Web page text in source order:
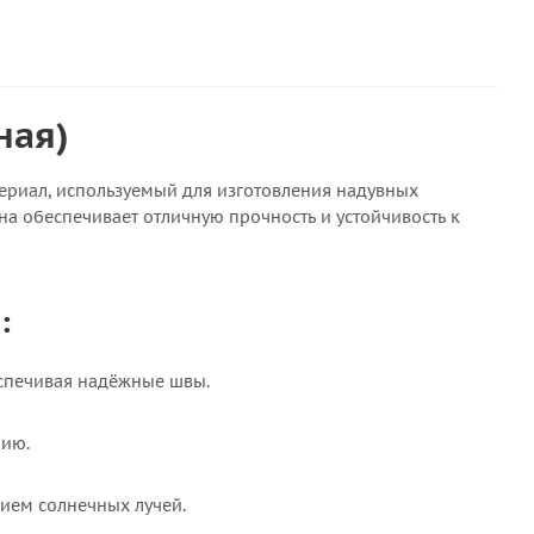
используемый для изготовления надувных
отличную прочность и устойчивость к
надёжные швы.
солнечных лучей.